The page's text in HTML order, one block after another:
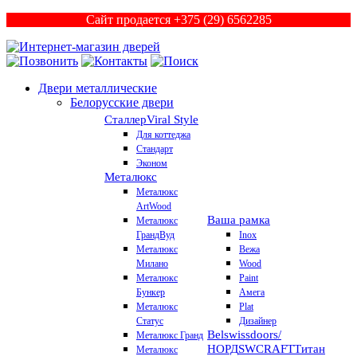
Сайт продается +375 (29) 6562285
Двери металлические
Белорусские двери
СталлерViral Style
Для коттеджа
Стандарт
Эконом
Металюкс
Металюкс
ArtWood
Металюкс
ГрандВуд
Металюкс
Милано
Металюкс
Бункер
Металюкс
Статус
Металюкс Гранд
Металюкс
Ваша рамка
Inox
Вежа
Wood
Paint
Амега
Plat
Дизайнер
Belswissdoors/
НОРДSWCRAFTТитан